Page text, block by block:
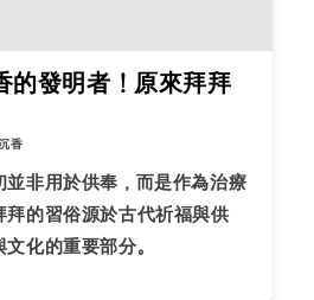
的發明者！原來拜拜
香
並非用於供奉，而是作為治療
拜的習俗源於古代祈福與供
化的重要部分。